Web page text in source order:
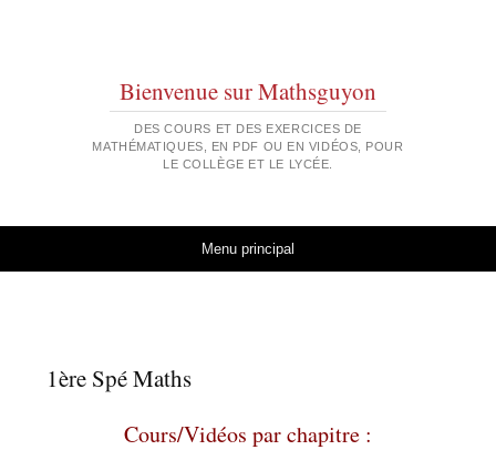
Bienvenue sur Mathsguyon
DES COURS ET DES EXERCICES DE
MATHÉMATIQUES, EN PDF OU EN VIDÉOS, POUR
LE COLLÈGE ET LE LYCÉE.
Menu principal
1ère Spé Maths
Cours/Vidéos par chapitre :